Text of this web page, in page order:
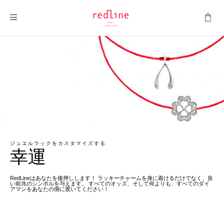
ジュエルラックをカスタマイズする
幸運
RedLineはあなたを後押しします！ ラッキーチャームを身に着けるだけでなく、良
い前兆のシンボルを与えます。 すべてのオッズ、そして何よりも、すべてのダイ
アマンをあなたの側に置いてください！